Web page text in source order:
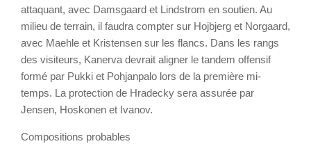
attaquant, avec Damsgaard et Lindstrom en soutien. Au
milieu de terrain, il faudra compter sur Hojbjerg et Norgaard,
avec Maehle et Kristensen sur les flancs. Dans les rangs
des visiteurs, Kanerva devrait aligner le tandem offensif
formé par Pukki et Pohjanpalo lors de la première mi-
temps. La protection de Hradecky sera assurée par
Jensen, Hoskonen et Ivanov.
Compositions probables